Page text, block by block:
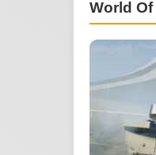
World